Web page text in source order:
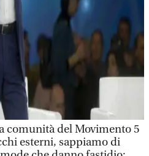
comunità del Movimento 5
esterni, sappiamo di